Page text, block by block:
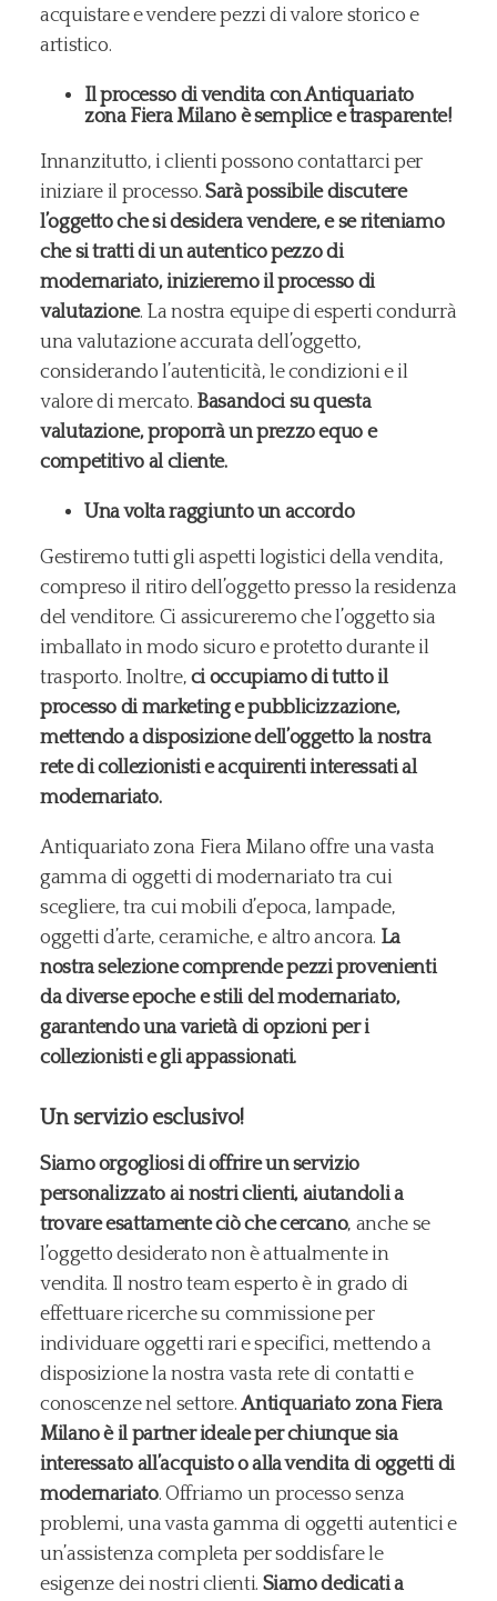
acquistare e vendere pezzi di valore storico e
artistico.
Il processo di vendita con Antiquariato
zona Fiera Milano è semplice e trasparente!
Innanzitutto, i clienti possono contattarci per
iniziare il processo.Sarà possibile discutere
l’oggetto che si desidera vendere, e se riteniamo
che si tratti di un autentico pezzo di
modernariato, inizieremo il processo di
valutazione. La nostra equipe di esperti condurrà
una valutazione accurata dell’oggetto,
considerando l’autenticità, le condizioni e il
valore di mercato. Basandoci su questa
valutazione, proporrà un prezzo equo e
competitivo al cliente.
Una volta raggiunto un accordo
Gestiremo tutti gli aspetti logistici della vendita,
compreso il ritiro dell’oggetto presso la residenza
del venditore. Ci assicureremo che l’oggetto sia
imballato in modo sicuro e protetto durante il
trasporto. Inoltre, ci occupiamo di tutto il
processo di marketing e pubblicizzazione,
mettendo a disposizione dell’oggetto la nostra
rete di collezionisti e acquirenti interessati al
modernariato.
Antiquariato zona Fiera Milano offre una vasta
gamma di oggetti di modernariato tra cui
scegliere, tra cui mobili d’epoca, lampade,
oggetti d’arte, ceramiche, e altro ancora. La
nostra selezione comprende pezzi provenienti
da diverse epoche e stili del modernariato,
garantendo una varietà di opzioni per i
collezionisti e gli appassionati.
Un servizio esclusivo!
Siamo orgogliosi di offrire un servizio
personalizzato ai nostri clienti, aiutandoli a
trovare esattamente ciò che cercano, anche se
l’oggetto desiderato non è attualmente in
vendita. Il nostro team esperto è in grado di
effettuare ricerche su commissione per
individuare oggetti rari e specifici, mettendo a
disposizione la nostra vasta rete di contatti e
conoscenze nel settore.Antiquariato zona Fiera
Milano è il partner ideale per chiunque sia
interessato all’acquisto o alla vendita di oggetti di
modernariato. Offriamo un processo senza
problemi, una vasta gamma di oggetti autentici e
un’assistenza completa per soddisfare le
esigenze dei nostri clienti. Siamo dedicati a